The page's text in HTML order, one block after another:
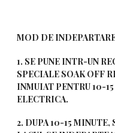
MOD DE
1. SE PUNE INTR-UN
SPECIALE SOAK OFF
INMUIAT PENTRU 10-
ELECTRICA.
2. DUPA 10-15 MINUTE,